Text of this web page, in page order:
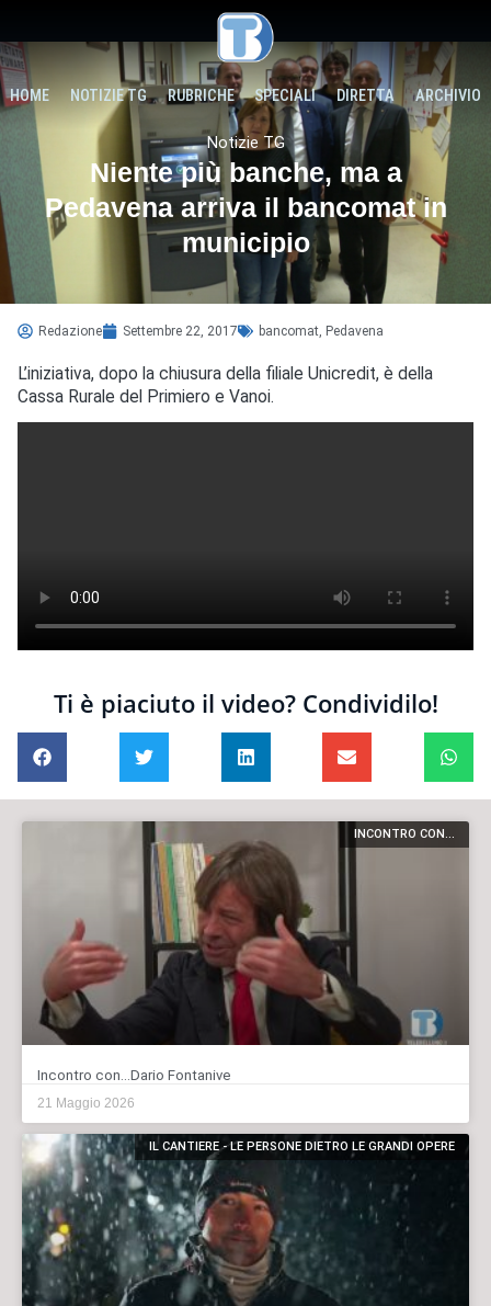
HOME NOTIZIE TG RUBRICHE SPECIALI DIRETTA ARCHIVIO
Notizie TG
Niente più banche, ma a
Pedavena arriva il bancomat in
municipio
Redazione Settembre 22, 2017 bancomat Pedavena
L’iniziativa, dopo la chiusura della filiale Unicredit, è della
Cassa Rurale del Primiero e Vanoi.
Ti è piaciuto il video? Condividilo!
INCONTRO CON...
Incontro con…Dario Fontanive
21 Maggio 2026
IL CANTIERE - LE PERSONE DIETRO LE GRANDI OPERE